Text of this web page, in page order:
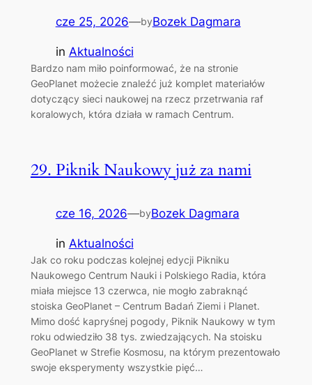
cze 25, 2026—byBozek Dagmara
in Aktualności
Bardzo nam miło poinformować, że na stronie
GeoPlanet możecie znaleźć już komplet materiałów
dotyczący sieci naukowej na rzecz przetrwania raf
koralowych, która działa w ramach Centrum.
29. Piknik Naukowy już za nami
cze 16, 2026—byBozek Dagmara
in Aktualności
Jak co roku podczas kolejnej edycji Pikniku
Naukowego Centrum Nauki i Polskiego Radia, która
miała miejsce 13 czerwca, nie mogło zabraknąć
stoiska GeoPlanet – Centrum Badań Ziemi i Planet.
Mimo dość kapryśnej pogody, Piknik Naukowy w tym
roku odwiedziło 38 tys. zwiedzających. Na stoisku
GeoPlanet w Strefie Kosmosu, na którym prezentowało
swoje eksperymenty wszystkie pięć…